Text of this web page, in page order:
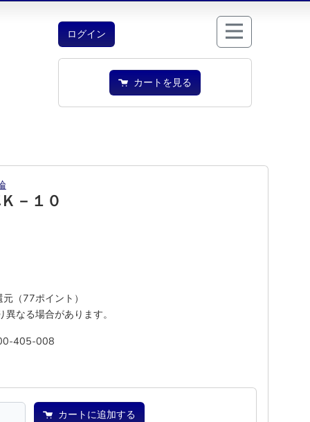
ログイン
カートを見る
－１０
（77ポイント）
なる場合があります。
405-008
カートに追加する